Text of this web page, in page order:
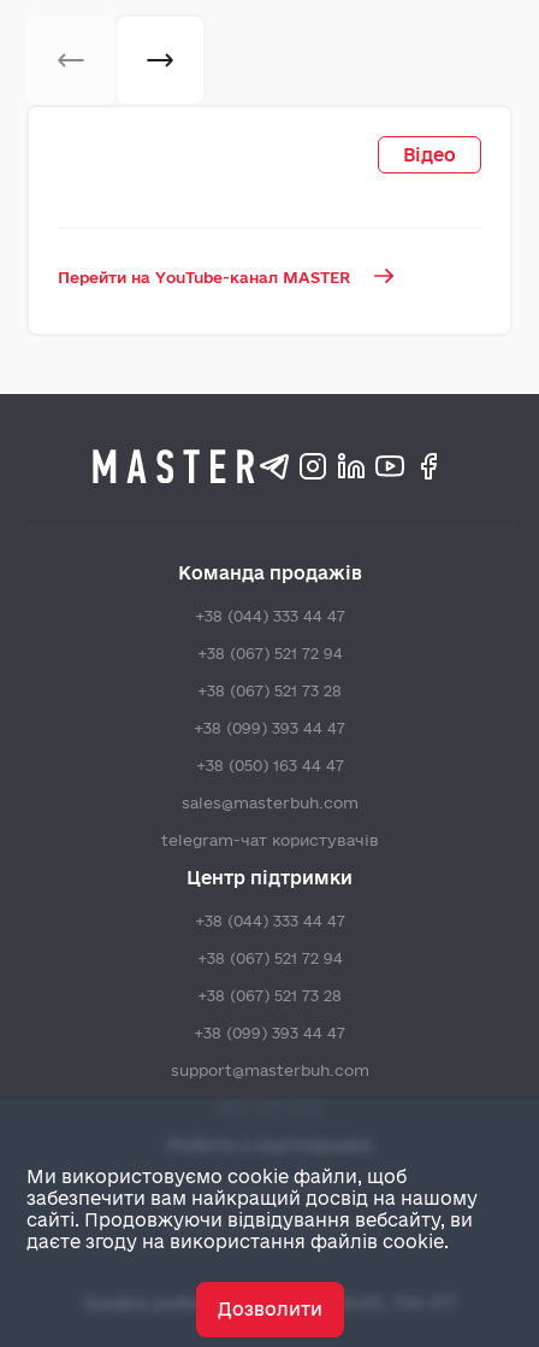
Відео
Перейти на YouTube-канал MASTER
Команда продажів
+38 (044) 333 44 47
+38 (067) 521 72 94
+38 (067) 521 73 28
+38 (099) 393 44 47
+38 (050) 163 44 47
sales@masterbuh.com
telegram-чат користувачів
Центр підтримки
+38 (044) 333 44 47
+38 (067) 521 72 94
+38 (067) 521 73 28
+38 (099) 393 44 47
support@masterbuh.com
+38 (044) 333 48 47
partners@masterbuh.com
Графік роботи: з 09:00 до 18:00, ПН-ПТ
Ми використовуємо cookie файли, щоб
забезпечити вам найкращий досвід на нашому
сайті. Продовжуючи відвідування вебсайту, ви
даєте згоду на використання файлів cookie.
Дозволити